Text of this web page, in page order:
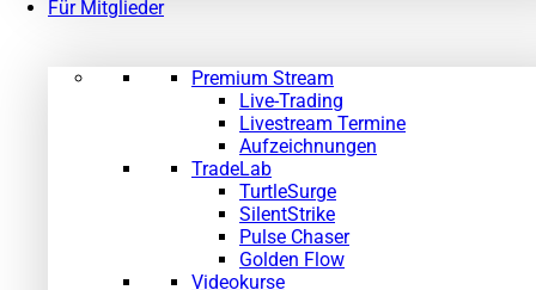
Für Mitglieder
Premium Stream
Live-Trading
Livestream Termine
Aufzeichnungen
TradeLab
TurtleSurge
SilentStrike
Pulse Chaser
Golden Flow
Videokurse